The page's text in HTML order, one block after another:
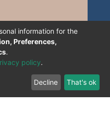
information for the
Preferences,
.
policy.
Decline That's ok